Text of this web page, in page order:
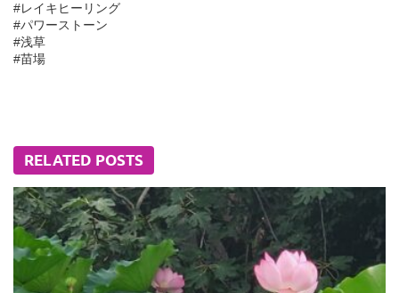
#レイキヒーリング
#パワーストーン
#浅草
#苗場
RELATED POSTS